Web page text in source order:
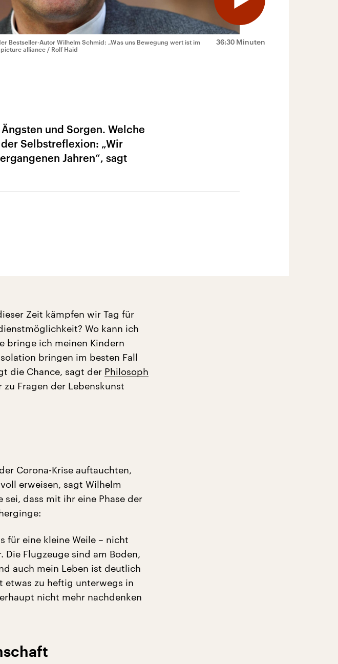
36:30 Minuten
Bestseller-Autor Wilhelm Schmid: „Was uns Bewegung wert ist im
alliance / Rolf Haid
und Sorgen. Welche
Selbstreflexion: „Wir
Jahren“, sagt
Zeit kämpfen wir Tag für
Wo kann ich
bringe ich meinen Kindern
bringen im besten Fall
die Chance, sagt der Philosoph
zu Fragen der Lebenskunst
Corona-Krise auftauchten,
erweisen, sagt Wilhelm
sei, dass mit ihr eine Phase der
für eine kleine Weile – nicht
Flugzeuge sind am Boden,
auch mein Leben ist deutlich
etwas zu heftig unterwegs in
nicht mehr nachdenken